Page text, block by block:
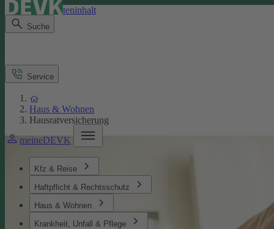
Direkt zum Seiteninhalt
Suche
meineDEVK
Kfz & Reise
Haftpflicht & Rechtsschutz
Haus & Wohnen
Krankheit, Unfall & Pflege
Service
Haus & Wohnen
Hausratversicherung